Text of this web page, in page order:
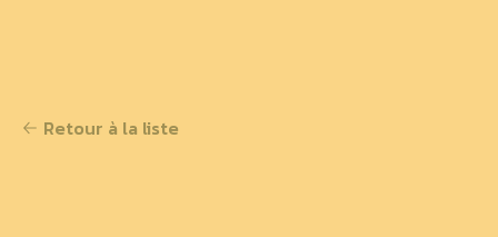
Retour à la liste